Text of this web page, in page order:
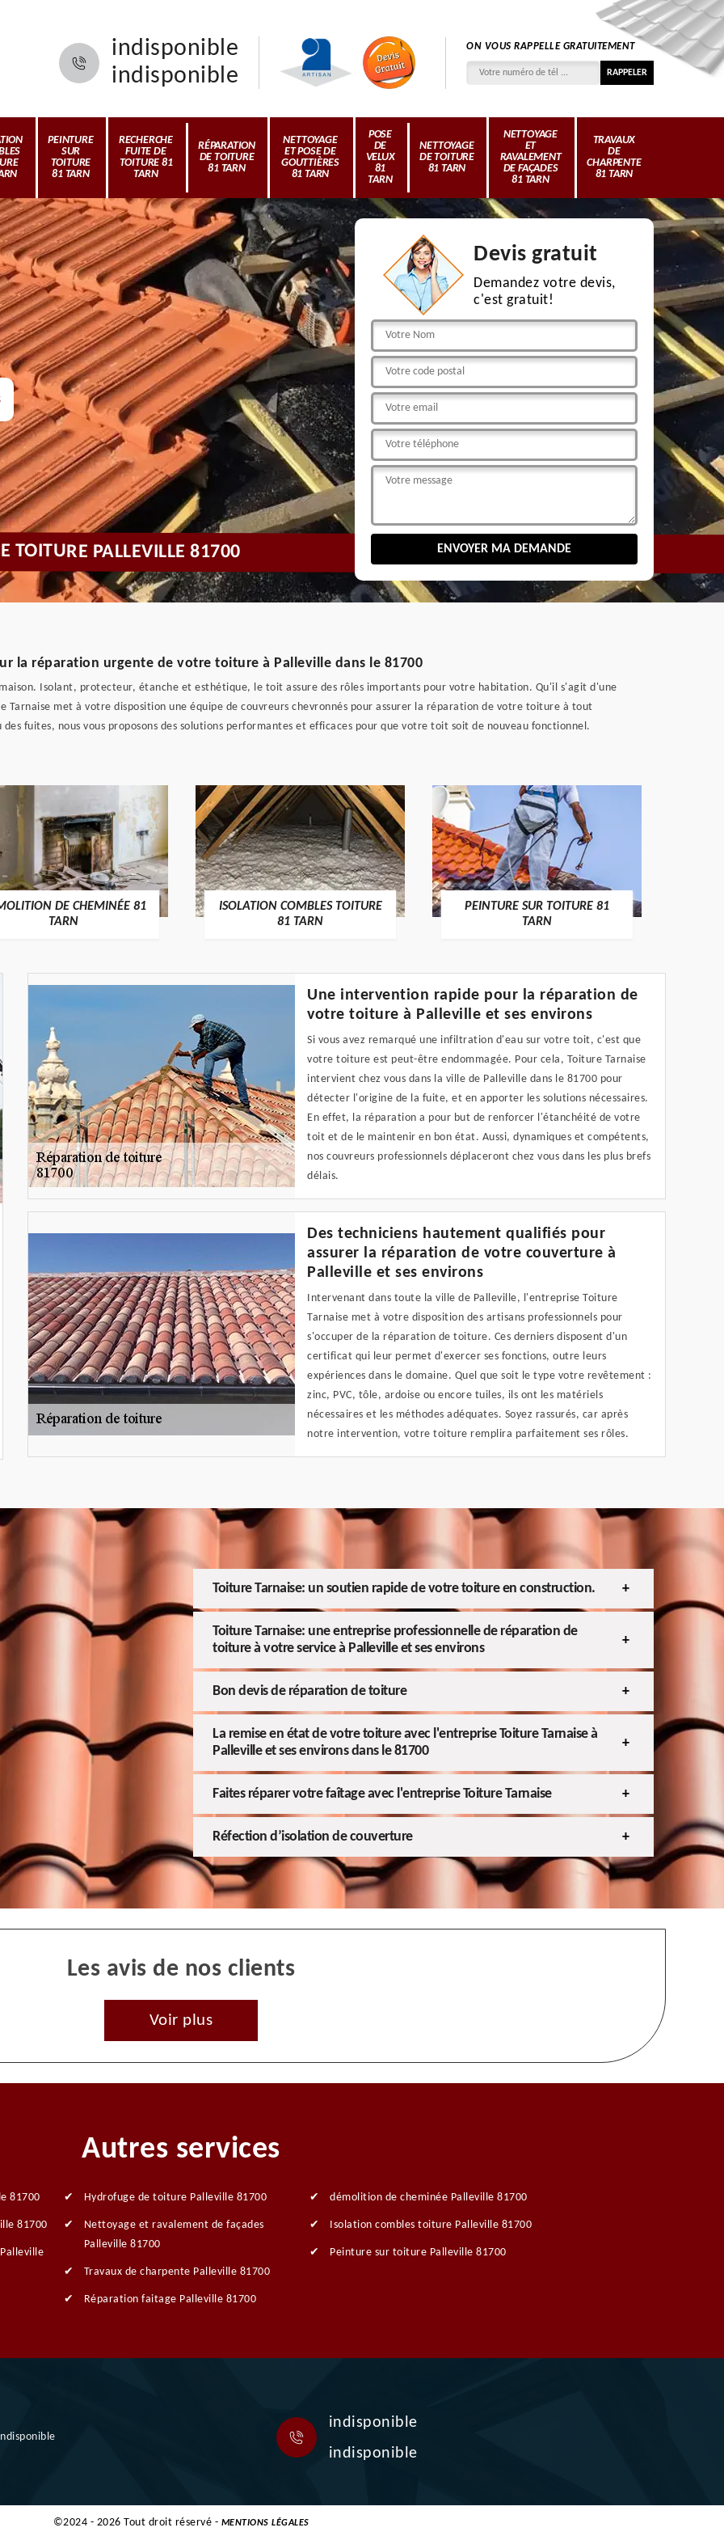
indisponible
indisponible
ON VOUS RAPPELLE GRATUITEMENT
PEINTURE
SUR
TOITURE
81 TARN
RECHERCHE
FUITE DE
TOITURE 81
TARN
RÉPARATION
DE TOITURE
81 TARN
NETTOYAGE
ET POSE DE
GOUTTIÈRES
81 TARN
POSE
DE
VELUX
81
TARN
NETTOYAGE
DE TOITURE
81 TARN
NETTOYAGE
ET
RAVALEMENT
DE FAÇADES
81 TARN
TRAVAUX
DE
CHARPENTE
81 TARN
Devis gratuit
Demandez votre devis,
c'est gratuit!
TOITURE PALLEVILLE 81700
la réparation urgente de votre toiture à Palleville dans le 81700
Isolant, protecteur, étanche et esthétique, le toit assure des rôles importants pour votre habitation. Qu'il s'agit d'une
Tarnaise met à votre disposition une équipe de couvreurs chevronnés pour assurer la réparation de votre toiture à tout
fuites, nous vous proposons des solutions performantes et efficaces pour que votre toit soit de nouveau fonctionnel.
DE CHEMINÉE 81
TARN
ISOLATION COMBLES TOITURE
81 TARN
PEINTURE SUR TOITURE 81
TARN
Une intervention rapide pour la réparation de
votre toiture à Palleville et ses environs
Si vous avez remarqué une infiltration d'eau sur votre toit, c'est que
votre toiture est peut-être endommagée. Pour cela, Toiture Tarnaise
intervient chez vous dans la ville de Palleville dans le 81700 pour
détecter l'origine de la fuite, et en apporter les solutions nécessaires.
En effet, la réparation a pour but de renforcer l'étanchéité de votre
toit et de le maintenir en bon état. Aussi, dynamiques et compétents,
nos couvreurs professionnels déplaceront chez vous dans les plus brefs
délais.
Des techniciens hautement qualifiés pour
assurer la réparation de votre couverture à
Palleville et ses environs
Intervenant dans toute la ville de Palleville, l'entreprise Toiture
Tarnaise met à votre disposition des artisans professionnels pour
s'occuper de la réparation de toiture. Ces derniers disposent d'un
certificat qui leur permet d'exercer ses fonctions, outre leurs
expériences dans le domaine. Quel que soit le type votre revêtement :
zinc, PVC, tôle, ardoise ou encore tuiles, ils ont les matériels
nécessaires et les méthodes adéquates. Soyez rassurés, car après
notre intervention, votre toiture remplira parfaitement ses rôles.
Toiture Tarnaise: un soutien rapide de votre toiture en construction.
Toiture Tarnaise: une entreprise professionnelle de réparation de
toiture à votre service à Palleville et ses environs
Bon devis de réparation de toiture
La remise en état de votre toiture avec l'entreprise Toiture Tarnaise à
Palleville et ses environs dans le 81700
Faites réparer votre faîtage avec l'entreprise Toiture Tarnaise
Réfection d’isolation de couverture
Les avis de nos clients
Voir plus
Autres services
81700
81700
Hydrofuge de toiture Palleville 81700
Nettoyage et ravalement de façades
Palleville 81700
Travaux de charpente Palleville 81700
Réparation faitage Palleville 81700
démolition de cheminée Palleville 81700
Isolation combles toiture Palleville 81700
Peinture sur toiture Palleville 81700
indisponible
indisponible
©2024 - 2026 Tout droit réservé - MENTIONS LÉGALES